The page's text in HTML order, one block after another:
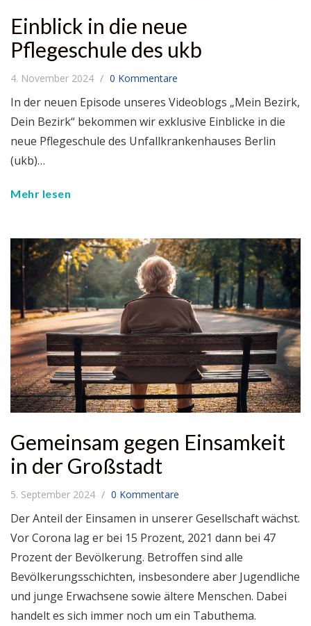
Einblick in die neue
Pflegeschule des ukb
4. November 2024 0 Kommentare
In der neuen Episode unseres Videoblogs „Mein Bezirk,
Dein Bezirk“ bekommen wir exklusive Einblicke in die
neue Pflegeschule des Unfallkrankenhauses Berlin
(ukb)…
Mehr lesen
Gemeinsam gegen Einsamkeit
in der Großstadt
5. September 2024 0 Kommentare
Der Anteil der Einsamen in unserer Gesellschaft wächst.
Vor Corona lag er bei 15 Prozent, 2021 dann bei 47
Prozent der Bevölkerung. Betroffen sind alle
Bevölkerungsschichten, insbesondere aber Jugendliche
und junge Erwachsene sowie ältere Menschen. Dabei
handelt es sich immer noch um ein Tabuthema.